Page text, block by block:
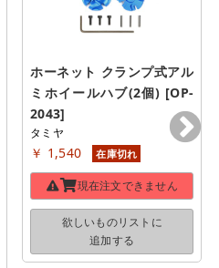
ホーネット クランプ式アル
ミホイールハブ(2個) [OP-
2043]
タミヤ
￥ 1,540 在庫切れ
現在注文できません
欲しいものリストに
追加する